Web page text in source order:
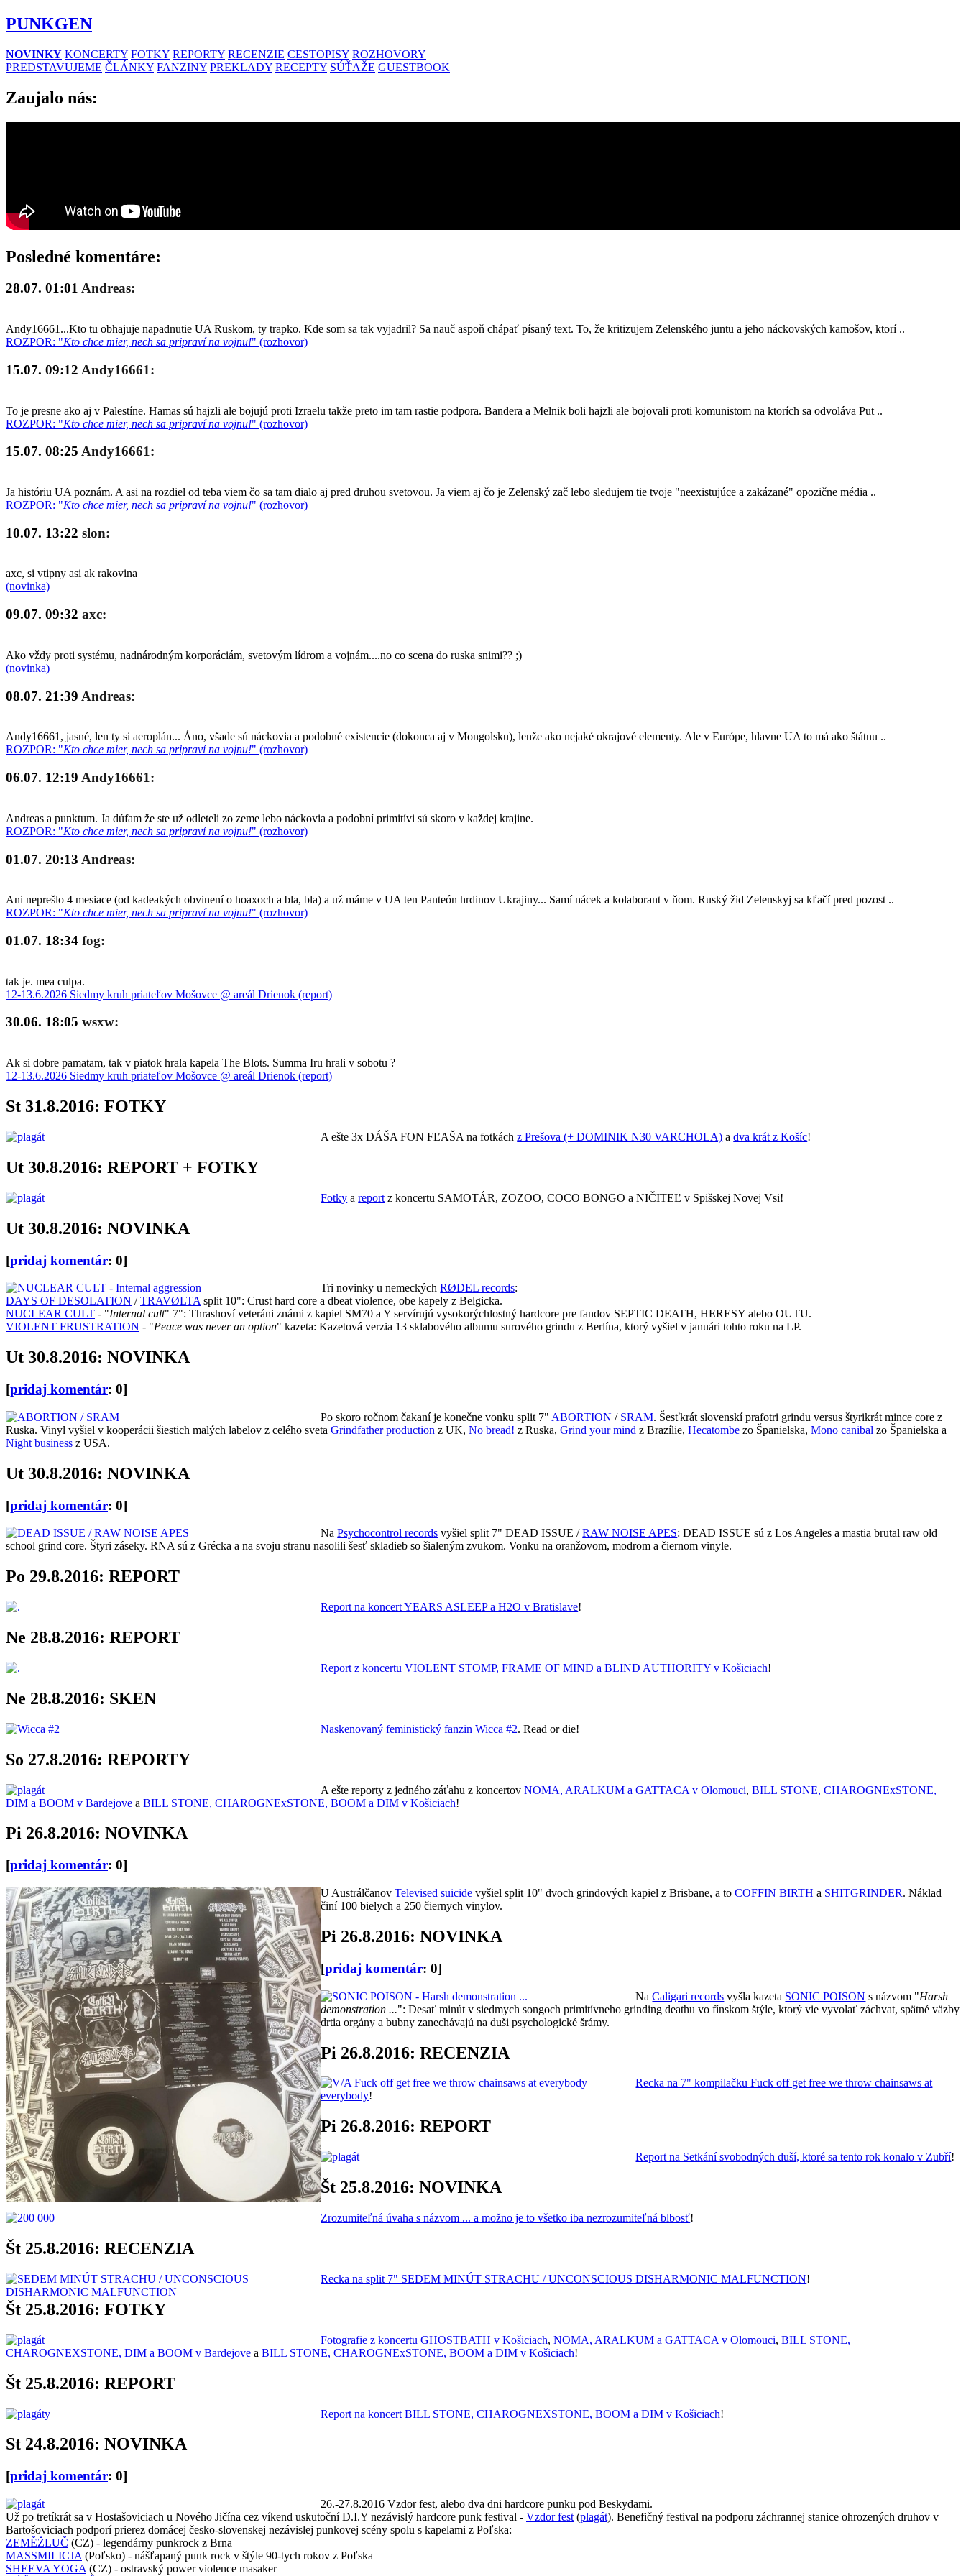
PUNKGEN
NOVINKY KONCERTY FOTKY REPORTY RECENZIE CESTOPISY ROZHOVORY
PREDSTAVUJEME ČLÁNKY FANZINY PREKLADY RECEPTY SÚŤAŽE GUESTBOOK
Zaujalo nás:
Posledné komentáre:
28.07. 01:01 Andreas:
Andy16661...Kto tu obhajuje napadnutie UA Ruskom, ty trapko. Kde som sa tak vyjadril? Sa nauč aspoň chápať písaný text. To, že kritizujem Zelenského juntu a jeho náckovských kamošov, ktorí ..
ROZPOR: "Kto chce mier, nech sa pripraví na vojnu!" (rozhovor)
15.07. 09:12 Andy16661:
To je presne ako aj v Palestíne. Hamas sú hajzli ale bojujú proti Izraelu takže preto im tam rastie podpora. Bandera a Melnik boli hajzli ale bojovali proti komunistom na ktorích sa odvoláva Put ..
ROZPOR: "Kto chce mier, nech sa pripraví na vojnu!" (rozhovor)
15.07. 08:25 Andy16661:
Ja históriu UA poznám. A asi na rozdiel od teba viem čo sa tam dialo aj pred druhou svetovou. Ja viem aj čo je Zelenský zač lebo sledujem tie tvoje "neexistujúce a zakázané" opozične média ..
ROZPOR: "Kto chce mier, nech sa pripraví na vojnu!" (rozhovor)
10.07. 13:22 slon:
axc, si vtipny asi ak rakovina
(novinka)
09.07. 09:32 axc:
Ako vždy proti systému, nadnárodným korporáciám, svetovým lídrom a vojnám....no co scena do ruska snimi?? ;)
(novinka)
08.07. 21:39 Andreas:
Andy16661, jasné, len ty si aeroplán... Áno, všade sú náckovia a podobné existencie (dokonca aj v Mongolsku), lenže ako nejaké okrajové elementy. Ale v Európe, hlavne UA to má ako štátnu ..
ROZPOR: "Kto chce mier, nech sa pripraví na vojnu!" (rozhovor)
06.07. 12:19 Andy16661:
Andreas a punktum. Ja dúfam že ste už odleteli zo zeme lebo náckovia a podobní primitívi sú skoro v každej krajine.
ROZPOR: "Kto chce mier, nech sa pripraví na vojnu!" (rozhovor)
01.07. 20:13 Andreas:
Ani neprešlo 4 mesiace (od kadeakých obvinení o hoaxoch a bla, bla) a už máme v UA ten Panteón hrdinov Ukrajiny... Samí nácek a kolaborant v ňom. Ruský žid Zelenskyj sa kľačí pred pozost ..
ROZPOR: "Kto chce mier, nech sa pripraví na vojnu!" (rozhovor)
01.07. 18:34 fog:
tak je. mea culpa.
12-13.6.2026 Siedmy kruh priateľov Mošovce @ areál Drienok (report)
30.06. 18:05 wsxw:
Ak si dobre pamatam, tak v piatok hrala kapela The Blots. Summa Iru hrali v sobotu ?
12-13.6.2026 Siedmy kruh priateľov Mošovce @ areál Drienok (report)
St 31.8.2016: FOTKY
A ešte 3x DÁŠA FON FĽAŠA na fotkáchz Prešova (+ DOMINIK N30 VARCHOLA) adva krát z Košíc!
Ut 30.8.2016: REPORT + FOTKY
Fotky areport z koncertu SAMOTÁR, ZOZOO, COCO BONGO a NIČITEĽ v Spišskej Novej Vsi!
Ut 30.8.2016: NOVINKA
[pridaj komentár: 0]
Tri novinky u nemeckýchRØDEL records:
DAYS OF DESOLATION /TRAVØLTA split 10": Crust hard core a dbeat violence, obe kapely z Belgicka.
NUCLEAR CULT - "Internal cult" 7": Thrashoví veteráni známi z kapiel SM70 a Y servírujú vysokorýchlostný hardcore pre fandov SEPTIC DEATH, HERESY alebo OUTU.
VIOLENT FRUSTRATION - "Peace was never an option" kazeta: Kazetová verzia 13 sklabového albumu surového grindu z Berlína, ktorý vyšiel v januári tohto roku na LP.
Ut 30.8.2016: NOVINKA
[pridaj komentár: 0]
Po skoro ročnom čakaní je konečne vonku split 7" ABORTION / SRAM. Šesťkrát slovenskí prafotri grindu versus štyrikrát mince core z
Ruska. Vinyl vyšiel v kooperácii šiestich malých labelov z celého sveta Grindfather production z UK, No bread! z Ruska, Grind your mind z Brazílie, Hecatombe zo Španielska, Mono canibal zo Španielska a
Night business z USA.
Ut 30.8.2016: NOVINKA
[pridaj komentár: 0]
NaPsychocontrol records vyšiel split 7" DEAD ISSUE /RAW NOISE APES: DEAD ISSUE sú z Los Angeles a mastia brutal raw old
school grind core. Štyri záseky. RNA sú z Grécka a na svoju stranu nasolili šesť skladieb so šialeným zvukom. Vonku na oranžovom, modrom a čiernom vinyle.
Po 29.8.2016: REPORT
Report na koncert YEARS ASLEEP a H2O v Bratislave!
Ne 28.8.2016: REPORT
Report z koncertu VIOLENT STOMP, FRAME OF MIND a BLIND AUTHORITY v Košiciach!
Ne 28.8.2016: SKEN
Naskenovaný feministický fanzin Wicca #2. Read or die!
So 27.8.2016: REPORTY
A ešte reporty z jedného záťahu z koncertovNOMA, ARALKUM a GATTACA v Olomouci,BILL STONE, CHAROGNExSTONE,
DIM a BOOM v Bardejove a BILL STONE, CHAROGNExSTONE, BOOM a DIM v Košiciach!
Pi 26.8.2016: NOVINKA
[pridaj komentár: 0]
U AustrálčanovTelevised suicide vyšiel split 10" dvoch grindových kapiel z Brisbane, a toCOFFIN BIRTH a SHITGRINDER. Náklad
činí 100 bielych a 250 čiernych vinylov.
Pi 26.8.2016: NOVINKA
[pridaj komentár: 0]
NaCaligari records vyšla kazeta SONIC POISON s názvom "Harsh
demonstration ...": Desať minút v siedmych songoch primitívneho grinding deathu vo fínskom štýle, ktorý vie vyvolať záchvat, spätné väzby
drtia orgány a bubny zanechávajú na duši psychologické šrámy.
Pi 26.8.2016: RECENZIA
Recka na 7" kompilačku Fuck off get free we throw chainsaws at
everybody!
Pi 26.8.2016: REPORT
Report na Setkání svobodných duší, ktoré sa tento rok konalo v Zubří!
Št 25.8.2016: NOVINKA
Zrozumiteľná úvaha s názvom ... a možno je to všetko iba nezrozumiteľná blbosť!
Št 25.8.2016: RECENZIA
Recka na split 7" SEDEM MINÚT STRACHU / UNCONSCIOUS DISHARMONIC MALFUNCTION!
Št 25.8.2016: FOTKY
Fotografie z koncertu GHOSTBATH v Košiciach,NOMA, ARALKUM a GATTACA v Olomouci,BILL STONE,
CHAROGNEXSTONE, DIM a BOOM v Bardejove a BILL STONE, CHAROGNExSTONE, BOOM a DIM v Košiciach!
Št 25.8.2016: REPORT
Report na koncert BILL STONE, CHAROGNEXSTONE, BOOM a DIM v Košiciach!
St 24.8.2016: NOVINKA
[pridaj komentár: 0]
26.-27.8.2016 Vzdor fest, alebo dva dni hardcore punku pod Beskydami.
Už po tretíkrát sa v Hostašoviciach u Nového Jičína cez víkend uskutoční D.I.Y nezávislý hardcore punk festival - Vzdor fest (plagát). Benefičný festival na podporu záchrannej stanice ohrozených druhov v
Bartošoviciach podporí prierez domácej česko-slovenskej nezávislej punkovej scény spolu s kapelami z Poľska:
ZEMĚŽLUČ (CZ) - legendárny punkrock z Brna
MASSMILICJA (Poľsko) - nášľapaný punk rock v štýle 90-tych rokov z Poľska
SHEEVA YOGA (CZ) - ostravský power violence masaker